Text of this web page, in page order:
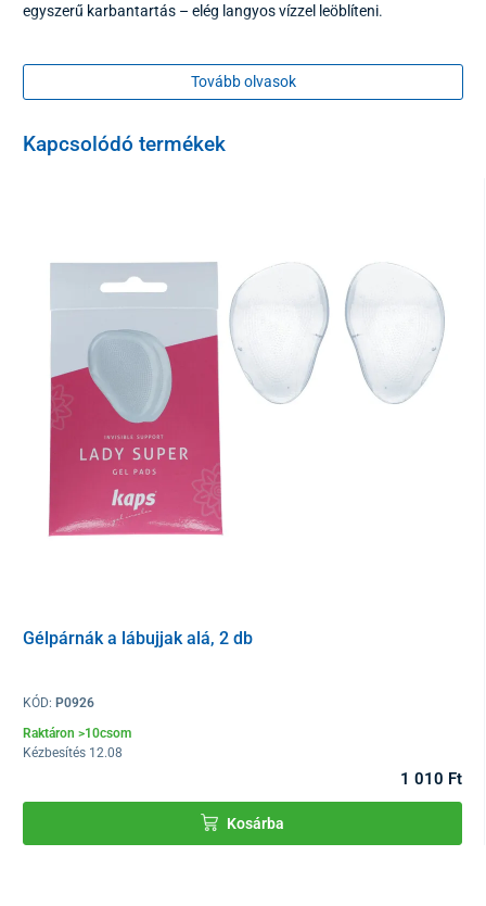
egyszerű karbantartás – elég langyos vízzel leöblíteni.
helyezkedik el
puhább gélből
készítettek a sarokcsont
tehermentesítésére. Az alsó sima oldal a cipőben való jobb
láb csúszását.
Csomagolás
Tovább olvasok
Kapcsolódó termékek
Gélpárnák a lábujjak alá, 2 db
KÓD: P0926
Raktáron >10csom
Kézbesítés 12.08
1 010 Ft
Kosárba